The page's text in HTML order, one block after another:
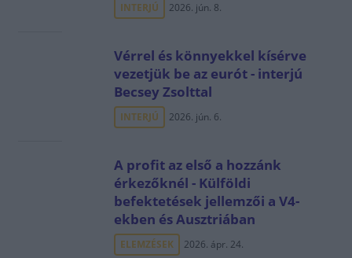
INTERJÚ 2026. jún. 8.
Vérrel és könnyekkel kísérve
vezetjük be az eurót - interjú
Becsey Zsolttal
INTERJÚ 2026. jún. 6.
A profit az első a hozzánk
érkezőknél - Külföldi
befektetések jellemzői a V4-
ekben és Ausztriában
ELEMZÉSEK 2026. ápr. 24.